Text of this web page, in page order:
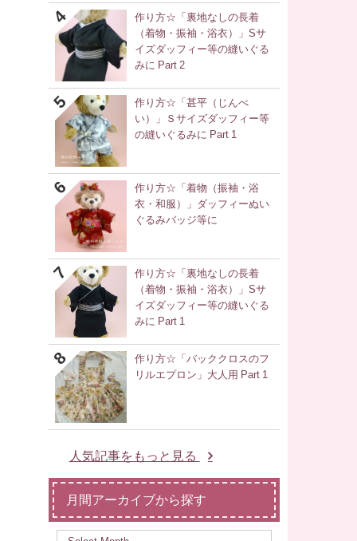
作り方☆「裏地なしの長着
（着物・振袖・浴衣）」Sサ
イズダッフィー等の縫いぐる
みに Part 2
作り方☆「甚平（じんべ
い）」Ｓサイズダッフィー等
の縫いぐるみに Part 1
作り方☆「着物（振袖・浴
衣・和服）」ダッフィーぬい
ぐるみバッジ等に
作り方☆「裏地なしの長着
（着物・振袖・浴衣）」Sサ
イズダッフィー等の縫いぐる
みに Part 1
作り方☆「バッククロスのフ
リルエプロン」大人用 Part 1
人気記事をもっと見る
月間アーカイブから探す